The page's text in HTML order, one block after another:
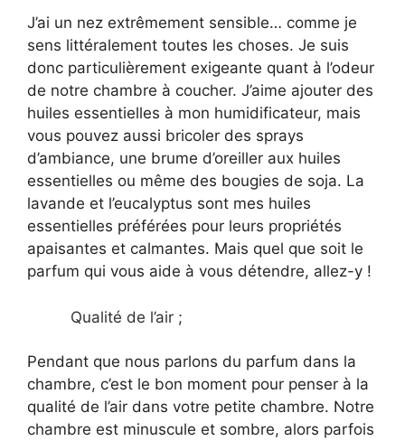
J’ai un nez extrêmement sensible… comme je
sens littéralement toutes les choses. Je suis
donc particulièrement exigeante quant à l’odeur
de notre chambre à coucher. J’aime ajouter des
huiles essentielles à mon humidificateur, mais
vous pouvez aussi bricoler des sprays
d’ambiance, une brume d’oreiller aux huiles
essentielles ou même des bougies de soja. La
lavande et l’eucalyptus sont mes huiles
essentielles préférées pour leurs propriétés
apaisantes et calmantes. Mais quel que soit le
parfum qui vous aide à vous détendre, allez-y !
Qualité de l’air ;
Pendant que nous parlons du parfum dans la
chambre, c’est le bon moment pour penser à la
qualité de l’air dans votre petite chambre. Notre
chambre est minuscule et sombre, alors parfois